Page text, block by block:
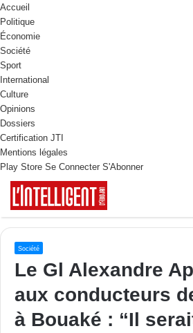
Accueil
Politique
Économie
Société
Sport
International
Culture
Opinions
Dossiers
Certification JTI
Mentions légales
Play Store Se Connecter S'Abonner
Société
Le Gl Alexandre
aux conducteurs
à Bouaké : “Il